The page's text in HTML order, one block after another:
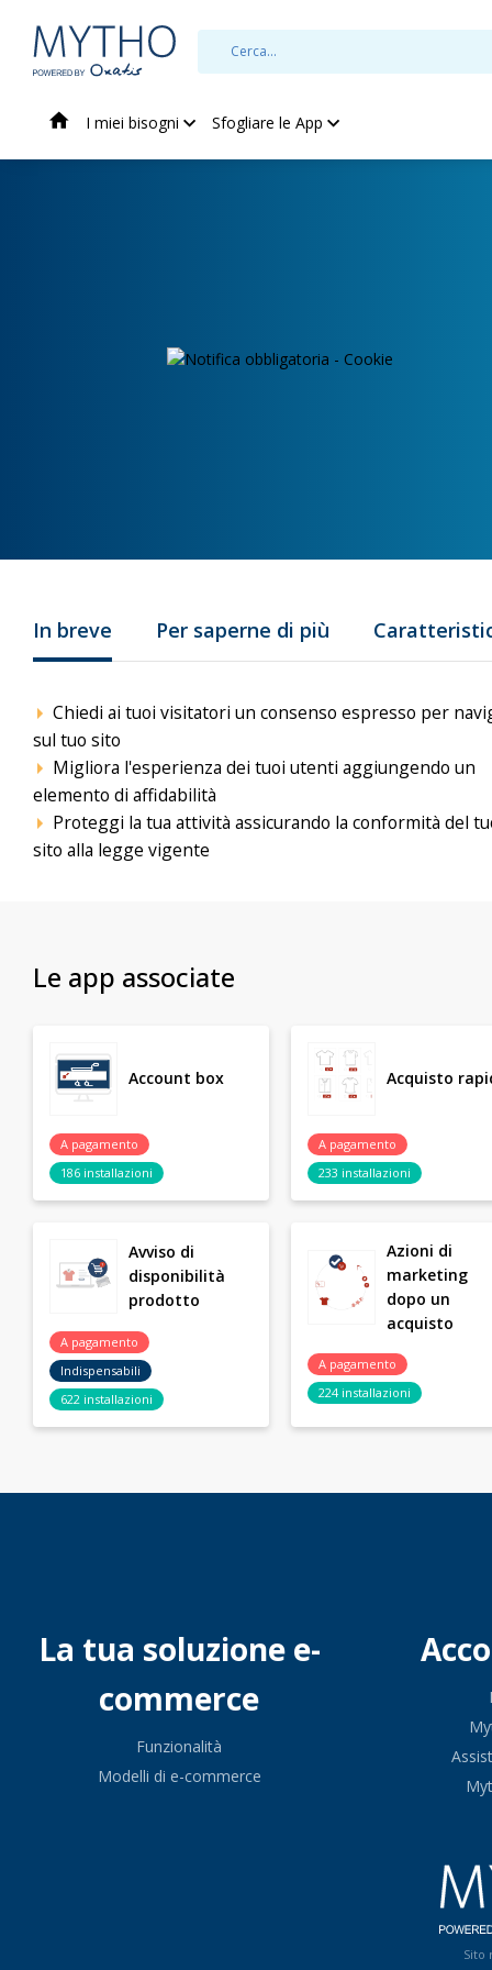
I miei bisogni Sfogliare le App
In breve Per saperne di più
Chiedi ai tuoi visitatori un consenso espresso per
sul tuo sito
Migliora l'esperienza dei tuoi utenti aggiungendo un
elemento di affidabilità
Proteggi la tua attività assicurando la conformità del
sito alla legge vigente
Le app associate
Account box
A pagamento
186 installazioni
Acquisto
A pagamento
233 installazioni
Avviso di
disponibilità
prodotto
A pagamento
Indispensabili
622 installazioni
Azioni di
marketing
dopo un
acquisto
A pagamento
224 installazioni
La tua soluzione e-
commerce
Funzionalità
Modelli di e-commerce
Sito